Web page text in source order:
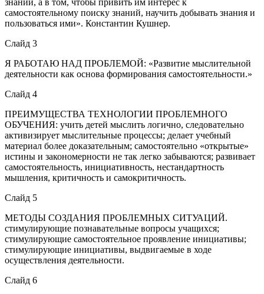
самостоятельному поиску знаний, научить добывать знания и
пользоваться ими». Константин Кушнер.
Слайд 3
Я РАБОТАЮ НАД ПРОБЛЕМОЙ: «Развитие мыслительной
деятельности как основа формирования самостоятельности.»
Слайд 4
ПРЕИМУЩЕСТВА ТЕХНОЛОГИИ ПРОБЛЕМНОГО
ОБУЧЕНИЯ: учить детей мыслить логично, следовательно
активизирует мыслительные процессы; делает учебный
материал более доказательным; самостоятельно «открытые»
истины и закономерности не так легко забываются; развивает
самостоятельность, инициативность, нестандартность
мышления, критичность и самокритичность.
Слайд 5
МЕТОДЫ СОЗДАНИЯ ПРОБЛЕМНЫХ СИТУАЦИЙ.
стимулирующие познавательные вопросы учащихся;
стимулирующие самостоятельное проявление инициативы;
стимулирующие инициативы, выдвигаемые в ходе
осуществления деятельности.
Слайд 6